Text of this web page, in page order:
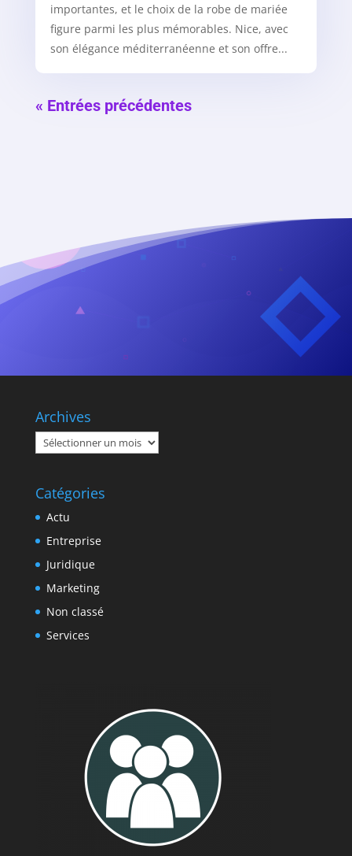
importantes, et le choix de la robe de mariée
figure parmi les plus mémorables. Nice, avec
son élégance méditerranéenne et son offre...
« Entrées précédentes
Archives
Archives
Catégories
Actu
Entreprise
Juridique
Marketing
Non classé
Services